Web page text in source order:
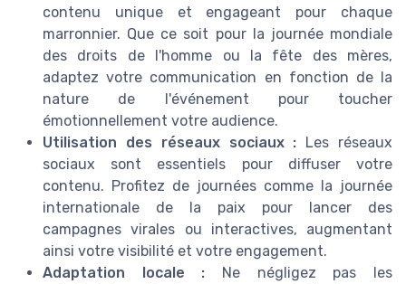
contenu unique et engageant pour chaque
marronnier. Que ce soit pour la journée mondiale
des droits de l'homme ou la fête des mères,
adaptez votre communication en fonction de la
nature de l'événement pour toucher
émotionnellement votre audience.
Utilisation des réseaux sociaux : Les réseaux
sociaux sont essentiels pour diffuser votre
contenu. Profitez de journées comme la journée
internationale de la paix pour lancer des
campagnes virales ou interactives, augmentant
ainsi votre visibilité et votre engagement.
Adaptation locale : Ne négligez pas les